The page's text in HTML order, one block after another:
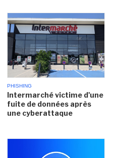
PHISHING
Intermarché victime d'une
fuite de données après
une cyberattaque